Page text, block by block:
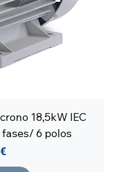
18,5kW IEC
6 polos